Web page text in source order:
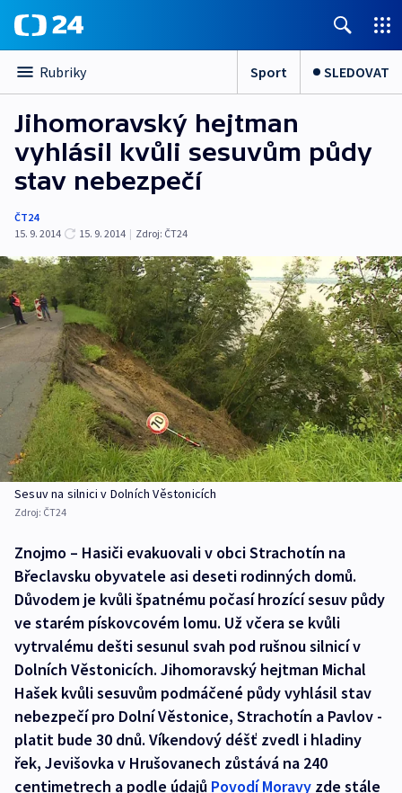
Rubriky Sport SLEDOVAT
Jihomoravský hejtman
vyhlásil kvůli sesuvům půdy
stav nebezpečí
ČT24
15. 9. 2014
15. 9. 2014 | Zdroj: ČT24
Sesuv na silnici v Dolních Věstonicích
Zdroj: ČT24
Znojmo – Hasiči evakuovali v obci Strachotín na
Břeclavsku obyvatele asi deseti rodinných domů.
Důvodem je kvůli špatnému počasí hrozící sesuv půdy
ve starém pískovcovém lomu. Už včera se kvůli
vytrvalému dešti sesunul svah pod rušnou silnicí v
Dolních Věstonicích. Jihomoravský hejtman Michal
Hašek kvůli sesuvům podmáčené půdy vyhlásil stav
nebezpečí pro Dolní Věstonice, Strachotín a Pavlov -
platit bude 30 dnů. Víkendový déšť zvedl i hladiny
řek, Jevišovka v Hrušovanech zůstává na 240
centimetrech a podle údajů Povodí Moravy zde stále